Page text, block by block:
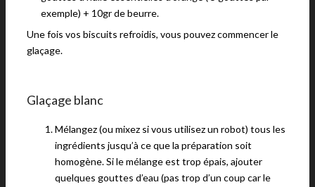
exemple) + 10gr de beurre.
Une fois vos biscuits refroidis, vous pouvez commencer le
glaçage.
Glaçage blanc
Mélangez (ou mixez si vous utilisez un robot) tous les
ingrédients jusqu’à ce que la préparation soit
homogène. Si le mélange est trop épais, ajouter
quelques gouttes d’eau (pas trop d’un coup car le